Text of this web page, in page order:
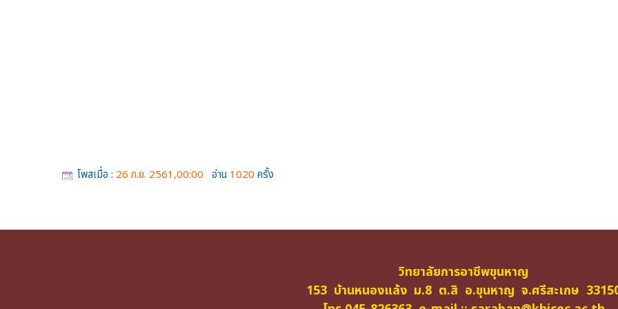
โพสเมื่อ : 26 ก.ย. 2561,00:00 อ่าน 1020 ครั้ง
วิทยาลัยการอาชีพขุนหาญ
153 บ้านหนองแล้ง ม.8 ต.สิ อ.ขุนหาญ จ.ศรีสะเกษ